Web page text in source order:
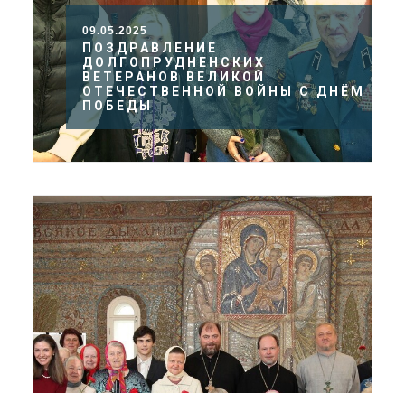
09.05.2025
ПОЗДРАВЛЕНИЕ
ДОЛГОПРУДНЕНСКИХ
ВЕТЕРАНОВ ВЕЛИКОЙ
ОТЕЧЕСТВЕННОЙ ВОЙНЫ С ДНЁМ
ПОБЕДЫ